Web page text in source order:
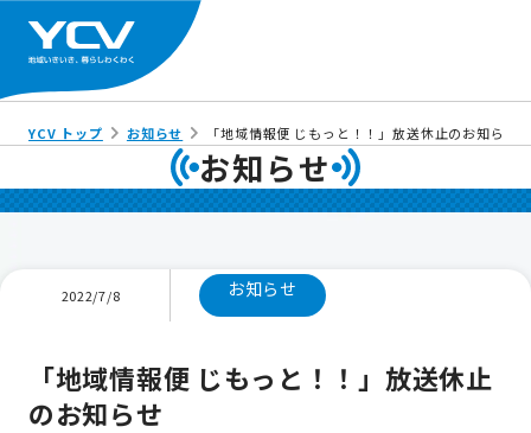
YCV トップ お知らせ 「地域情報便 じもっと！！」放送休止のお知らせ
お知らせ
2022/7/8 お知らせ
「地域情報便 じもっと！！」放送休止
のお知らせ